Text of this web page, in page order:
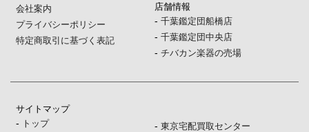
会社案内
プライバシーポリシー
特定商取引に基づく表記
店舗情報
- 千葉鑑定団船橋店
- 千葉鑑定団中央店
- チバカン楽器の売場
サイトマップ
- トップ - 東京宅配買取センター